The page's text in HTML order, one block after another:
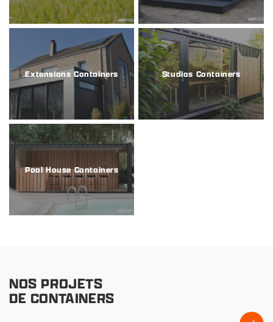
Extensions Containers Studios Containers
Pool House Containers
NOS PROJETS
DE CONTAINERS